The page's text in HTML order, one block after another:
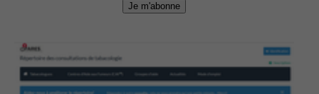
Je m'abonne